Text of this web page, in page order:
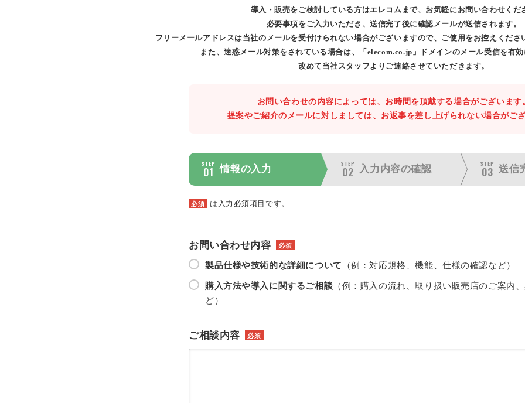
導入・販売をご検討している方はエレコムまで、お気軽にお問い合わせくだ
必要事項をご入力いただき、送信完了後に確認メールが送信されます。
フリーメールアドレスは当社のメールを受付けられない場合がございますので、ご使用をお控えくださ
また、迷惑メール対策をされている場合は、「elecom.co.jp」ドメインのメール受信を有効
改めて当社スタッフよりご連絡させていただきます。
お問い合わせの内容によっては、お時間を頂戴する場合がございます
提案やご紹介のメールに対しましては、お返事を差し上げられない場合がござ
STEP
01 情報の入力
STEP
02 入力内容の確認
STEP
03 送信
必須 は入力必須項目です。
お問い合わせ内容 必須
製品仕様や技術的な詳細について （例：対応規格、機能、仕様の確認など）
購入方法や導入に関するご相談 （例：購入の流れ、取り扱い販売店のご案内
ど）
ご相談内容 必須